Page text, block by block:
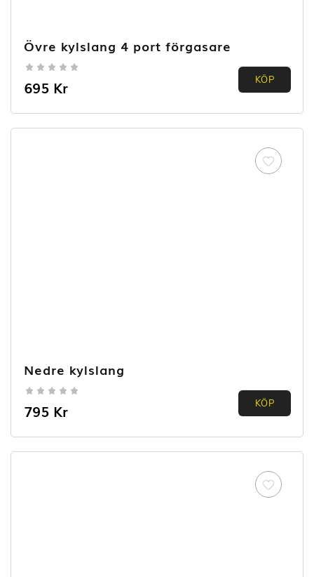
Övre kylslang 4 port förgasare
0.00
5
695 Kr KÖP
Nedre kylslang
0.00
5
795 Kr KÖP